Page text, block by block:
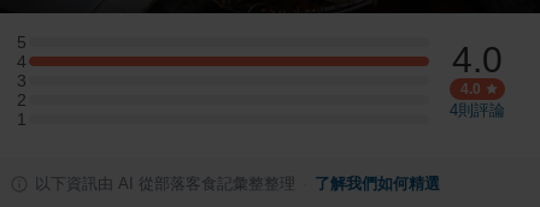
5
5 星：0 則評論
4
4 星：1 則評論
3
3 星：0 則評論
2
2 星：0 則評論
1
1 星：0 則評論
4.0
4.0
4則評論
以下資訊由 AI 從部落客食記彙整整理 了解我們如何精選